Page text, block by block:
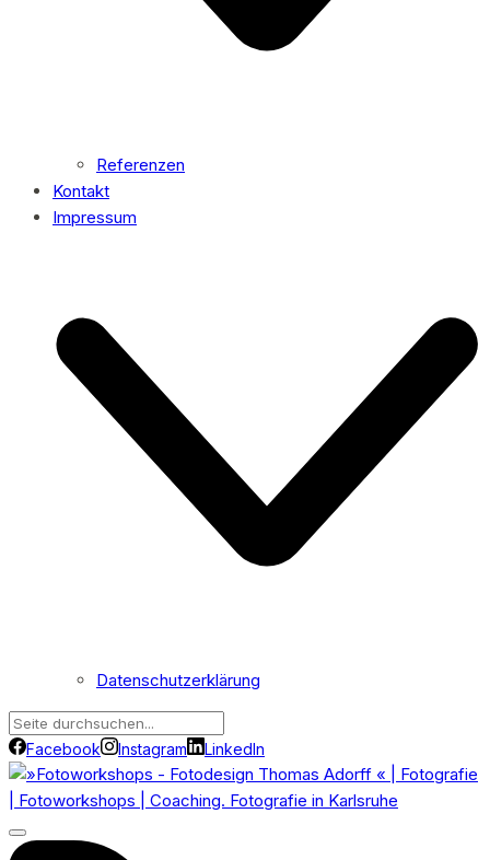
Referenzen
Kontakt
Impressum
Datenschutzerklärung
Facebook Instagram LinkedIn